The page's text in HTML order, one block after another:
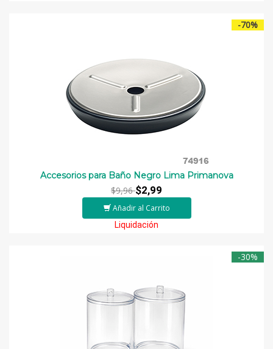
-70%
Accesorios para Baño Negro Lima Primanova
$9,96$2,99
Añadir al Carrito
Liquidación
-30%